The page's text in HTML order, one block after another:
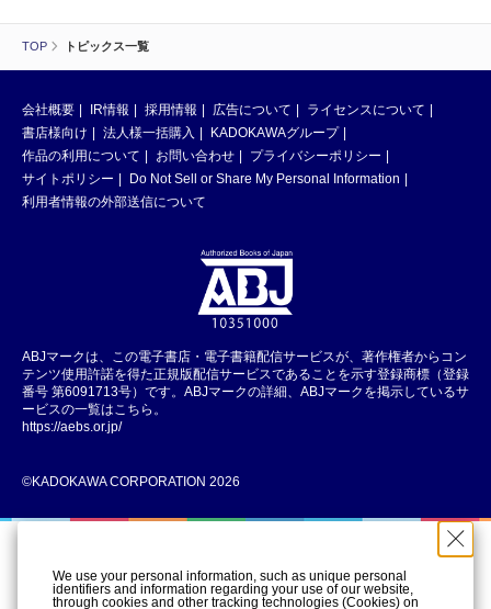
TOP トピックス一覧
会社概要 IR情報 採用情報 広告について
ライセンスについて
書店様向け
法人様一括購入
KADOKAWAグループ
作品の利用について
お問い合わせ
プライバシーポリシー
サイトポリシー
Do Not Sell or Share My Personal Information
利用者情報の外部送信について
ABJマークは、この電子書店・電子書籍配信サービスが、著作権者からコン
テンツ使用許諾を得た正規版配信サービスであることを示す登録商標（登録
番号 第6091713号）です。ABJマークの詳細、ABJマークを掲示しているサ
ービスの一覧はこちら。
https://aebs.or.jp/
©KADOKAWA CORPORATION 2026
We use your personal information, such as unique personal
identifiers and information regarding your use of our website,
through cookies and other tracking technologies (Cookies) on